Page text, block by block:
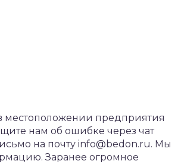
предприятия
нам об ошибке через чат
на почту info@bedon.ru. Мы
Заранее огромное